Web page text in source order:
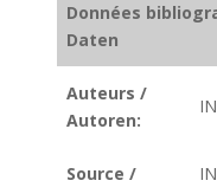
Données
Daten
Auteurs /
Autoren:
Source /